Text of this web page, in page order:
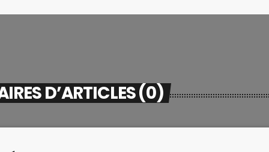
D’ARTICLES (0)